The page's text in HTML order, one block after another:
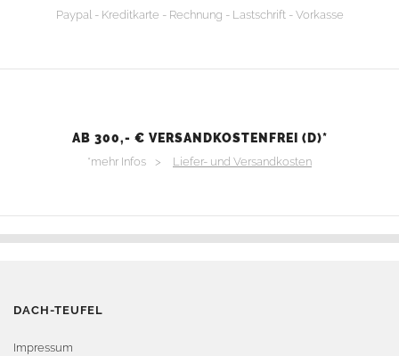
Paypal - Kreditkarte - Rechnung - Lastschrift - Vorkasse
AB 300,- € VERSANDKOSTENFREI (D)*
*mehr Infos > Liefer- und Versandkosten
DACH-TEUFEL
Impressum